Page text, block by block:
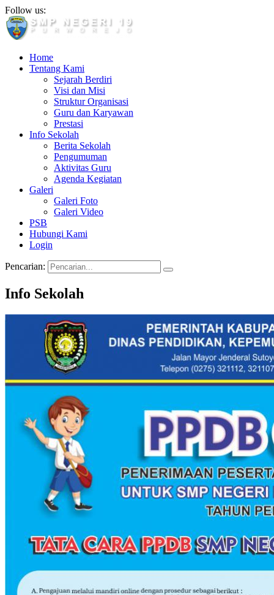
Follow us:
Home
Tentang Kami
Sejarah Berdiri
Visi dan Misi
Struktur Organisasi
Guru dan Karyawan
Prestasi
Info Sekolah
Berita Sekolah
Pengumuman
Aktivitas Guru
Agenda Kegiatan
Galeri
Galeri Foto
Galeri Video
PSB
Hubungi Kami
Login
Pencarian:
Info Sekolah